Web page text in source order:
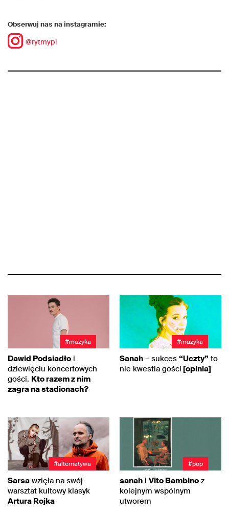
Obserwuj nas na instagramie:
@rytmypl
#muzyka
Dawid Podsiadło i
dziewięciu koncertowych
gości. Kto razem z nim
zagra na stadionach?
#muzyka
Sanah – sukces “Uczty” to
nie kwestia gości [opinia]
#alternatywa
Sarsa wzięła na swój
warsztat kultowy klasyk
Artura Rojka
#pop
sanah i Vito Bambino z
kolejnym wspólnym
utworem